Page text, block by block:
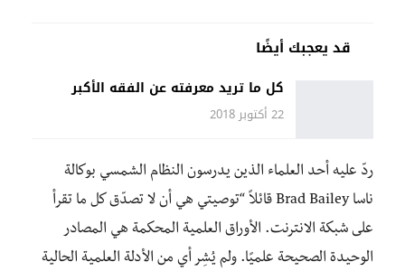
قد يعجبك أيضًا
كل ما تريد معرفته عن الفقه الأكبر
22 أكتوبر 2018
ردّ عليه أحد العلماء الذين يدرسون النظام الشمسي بوكالة
ناسا Brad Bailey قائلاً “توصيتي هي أن لا تصدّق كل ما تقرأ
على شبكة الانترنت. الأوراق العلمية المحكمة هي المصادر
الوحيدة الصحيحة علميًا. ولم يُشِر أي من الأدلة العلمية الحالية